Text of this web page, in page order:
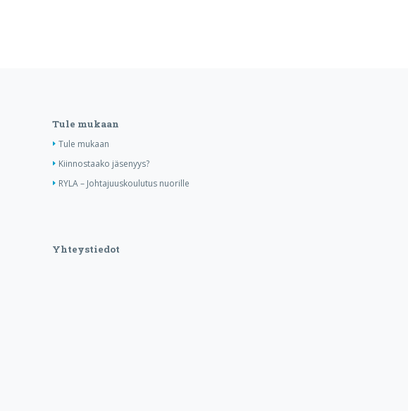
Tule mukaan
Tule mukaan
Kiinnostaako jäsenyys?
RYLA – Johtajuuskoulutus nuorille
Yhteystiedot